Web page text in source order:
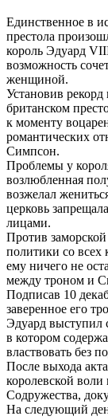
Единственное в
престола
король Эдуард
возможность
женщиной.
Установив
британском
к моменту
романтических
Симпсон.
Проблемы у
возлюбленная
возжелал
церковь
лицами.
Против
политики со
ему ничего не
между троном и
Подписав 10
заверенное его
Эдуард выступил
в котором
властвовать
После выхода
королевской воли
Содружества,
На следующий